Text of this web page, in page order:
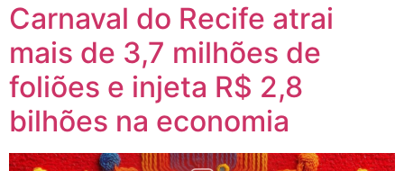
Carnaval do Recife atrai
mais de 3,7 milhões de
foliões e injeta R$ 2,8
bilhões na economia